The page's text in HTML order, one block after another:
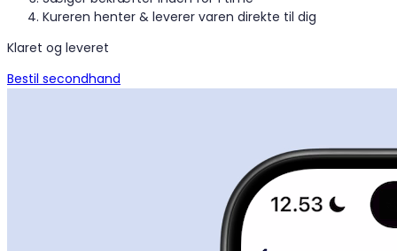
Kureren henter & leverer varen direkte til dig
Klaret og leveret
Bestil secondhand